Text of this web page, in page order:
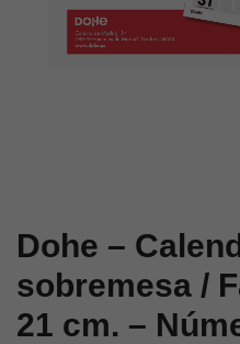
Números
–
Números
Dohe –
sobremesa /
21 cm. –